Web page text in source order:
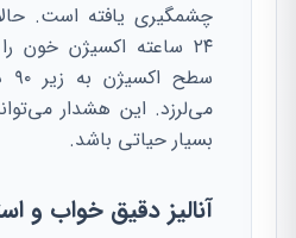
چشمگیری یافته است.
۲۴ ساعته اکسیژن خون
می‌لرزد. این هشدار
بسیار حیاتی باشد.
آنالیز دقیق خواب و